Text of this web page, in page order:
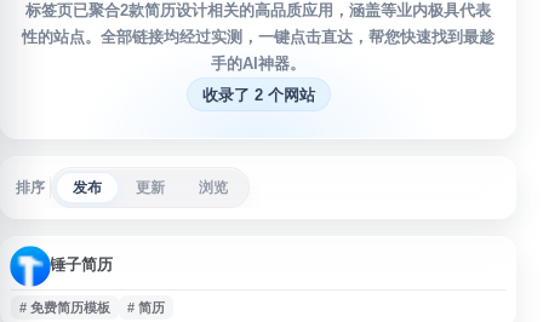
标签页已聚合2款简历设计相关的高品质应用，涵盖等业内极具代表
性的站点。全部链接均经过实测，一键点击直达，帮您快速找到最趁
手的AI神器。
收录了 2 个网站
排序 发布 更新 浏览
锤子简历
# 免费简历模板 # 简历